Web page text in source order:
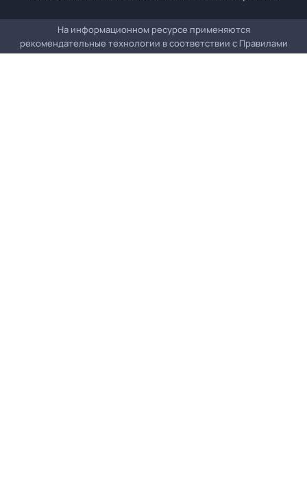
На информационном ресурсе применяются
рекомендательные технологии в соответствии с Правилами